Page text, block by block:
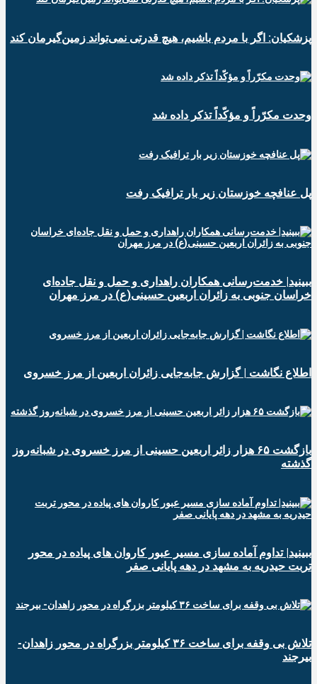
پزشکیان: اگر با مردم باشیم، هیچ قدرتی نمی‌تواند زمین‌گیرمان کند
وحدت مکرّراً و مؤکّداً تذکر داده شد
پل عنافچه خوزستان زیر بار ترافیک رفت
ببینید| خدمت‌رسانی همکاران راهداری و حمل و نقل جاده‌ای
خراسان جنوبی به زائران اربعین حسینی(ع) در مرز مهران
️اطلاع نگاشت | گزارش جابه‌جایی زائران اربعین از مرز خسروی
️بازگشت ۶۵ هزار زائر اربعین حسینی از مرز خسروی در شبانه‌روز
گذشته
ببینید| تداوم آماده سازی مسیر عبور کاروان های پیاده در محور
تربت حیدریه به مشهد در دهه پایانی صفر
تلاش بی وقفه برای ساخت ۳۶ کیلومتر بزرگراه در محور زاهدان-
بیرجند